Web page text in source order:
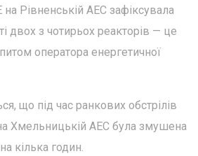
Рівненській АЕС зафіксувала
двох з чотирьох реакторів — це
оператора енергетичної
що під час ранкових обстрілів
Хмельницькій АЕС була змушена
кілька годин.